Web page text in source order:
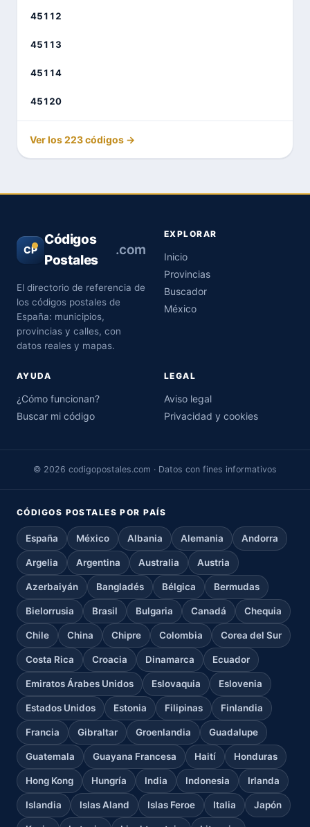
45112
45113
45114
45120
Ver los 223 códigos →
CP
Códigos
Postales
.com
El directorio de referencia de
los códigos postales de
España: municipios,
provincias y calles, con
datos reales y mapas.
EXPLORAR
Inicio
Provincias
Buscador
México
AYUDA
¿Cómo funcionan?
Buscar mi código
LEGAL
Aviso legal
Privacidad y cookies
© 2026 codigopostales.com · Datos con fines informativos
CÓDIGOS POSTALES POR PAÍS
España México Albania Alemania Andorra
Argelia Argentina Australia Austria
Azerbaiyán Bangladés Bélgica Bermudas
Bielorrusia Brasil Bulgaria Canadá Chequia
Chile China Chipre Colombia Corea del Sur
Costa Rica Croacia Dinamarca Ecuador
Emiratos Árabes Unidos Eslovaquia Eslovenia
Estados Unidos Estonia Filipinas Finlandia
Francia Gibraltar Groenlandia Guadalupe
Guatemala Guayana Francesa Haití Honduras
Hong Kong Hungría India Indonesia Irlanda
Islandia Islas Aland Islas Feroe Italia Japón